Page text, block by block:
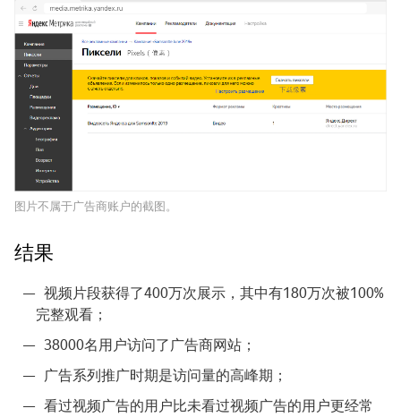
图片不属于广告商账户的截图。
结果
视频片段获得了400万次展示，其中有180万次被100%
完整观看；
38000名用户访问了广告商网站；
广告系列推广时期是访问量的高峰期；
看过视频广告的用户比未看过视频广告的用户更经常